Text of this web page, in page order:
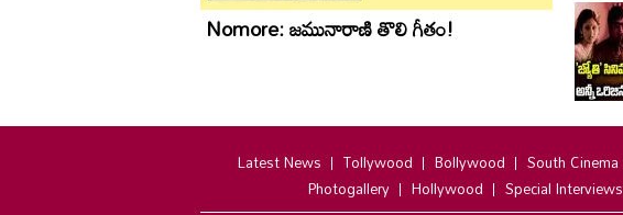
Nomore: జమునారాణి తొలి గీతం!
Latest News Tollywood Bollywood South Cinema
Photogallery
Hollywood Special Interviews